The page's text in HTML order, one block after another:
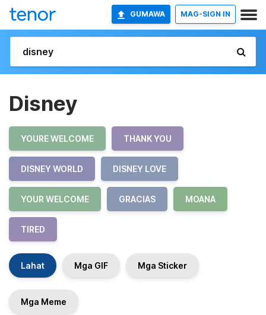
GUMAWA MAG-SIGN IN
Disney
YOURE WELCOME THANK YOU
DISNEY WORLD DISNEY LOVE
YOUR WELCOME GRACIAS MOANA
TIRED
Lahat Mga GIF Mga Sticker
Mga Meme